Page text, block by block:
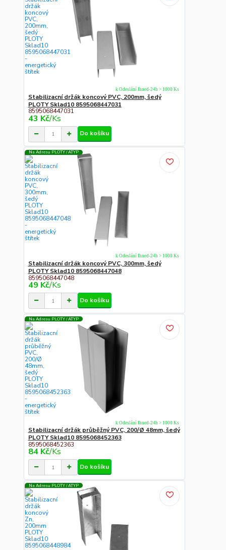
Stabilizacní držák koncový PVC, 200mm, šedý
PLOTY Sklad10 8595068447031
8595068447031
43 Kč/Ks
k Odeslání Ihned-24h > 1000 Ks
Do košíku
Na Adresu PLOTY / ATYP
Stabilizacní držák koncový PVC, 300mm, šedý
PLOTY Sklad10 8595068447048
8595068447048
49 Kč/Ks
k Odeslání Ihned-24h > 1000 Ks
Do košíku
Na Adresu PLOTY / ATYP
Stabilizacní držák průběžný PVC, 200/Ø 48mm, šedý
PLOTY Sklad10 8595068452363
8595068452363
84 Kč/Ks
k Odeslání Ihned-24h > 1000 Ks
Do košíku
Na Adresu PLOTY / ATYP